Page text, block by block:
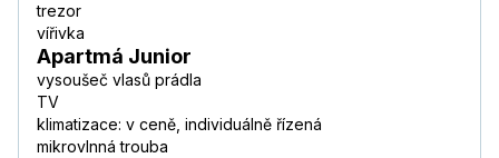
trezor
vířivka
Apartmá Junior
vysoušeč vlasů prádla
TV
klimatizace: v ceně, individuálně řízená
mikrovlnná trouba